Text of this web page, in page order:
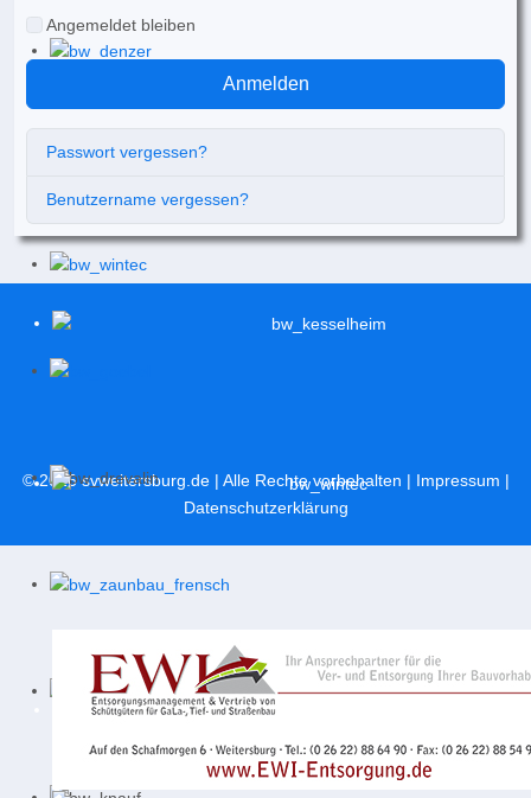
Angemeldet bleiben
Anmelden
Passwort vergessen?
Benutzername vergessen?
© 2026svweitersburg.de| Alle Rechte vorbehalten | Impressum |
Datenschutzerklärung